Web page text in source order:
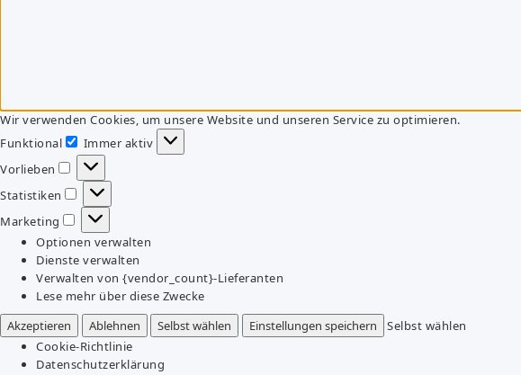
Wir verwenden Cookies, um unsere Website und unseren Service zu optimieren.
Funktional
Funktional
Immer aktiv
Vorlieben
Vorlieben
Statistiken
Statistiken
Marketing
Marketing
Optionen verwalten
Dienste verwalten
Verwalten von {vendor_count}-Lieferanten
Lese mehr über diese Zwecke
Akzeptieren
Ablehnen Selbst wählen Einstellungen speichern
Selbst wählen
Cookie-Richtlinie
Datenschutzerklärung